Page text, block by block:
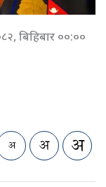
बिहिबार ००:००